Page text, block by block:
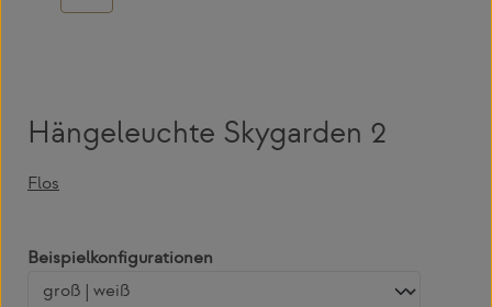
Hängeleuchte Skygarden 2
Flos
Beispielkonfigurationen